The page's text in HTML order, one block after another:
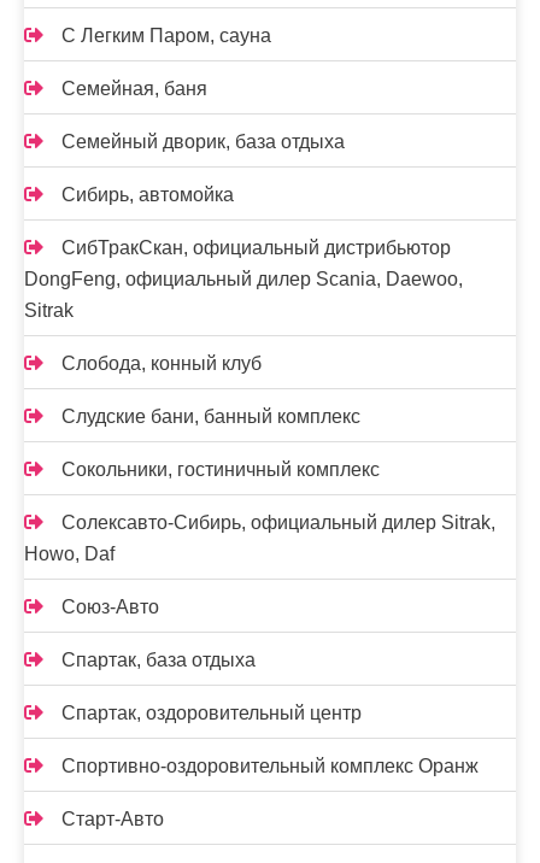
С Легким Паром, сауна
Семейная, баня
Семейный дворик, база отдыха
Сибирь, автомойка
СибТракСкан, официальный дистрибьютор
DongFeng, официальный дилер Scania, Daewoo,
Sitrak
Слобода, конный клуб
Слудские бани, банный комплекс
Сокольники, гостиничный комплекс
Солексавто-Сибирь, официальный дилер Sitrak,
Howo, Daf
Союз-Авто
Спартак, база отдыха
Спартак, оздоровительный центр
Спортивно-оздоровительный комплекс Оранж
Старт-Авто